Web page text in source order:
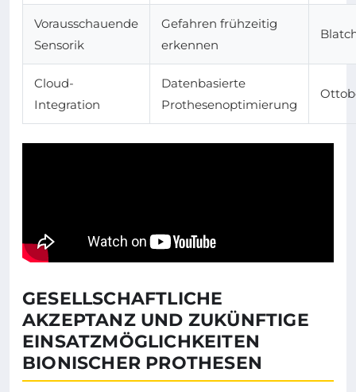
Vorausschauende
Sensorik
Gefahren frühzeitig
erkennen
Cloud-
Integration
Datenbasierte
Prothesenoptimierung
GESELLSCHAFTLICHE
AKZEPTANZ UND ZUKÜNFTIGE
EINSATZMÖGLICHKEITEN
BIONISCHER PROTHESEN